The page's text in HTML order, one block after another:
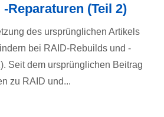
Reparaturen (Teil 2)
des ursprünglichen Artikels
bei RAID-Rebuilds und -
Seit dem ursprünglichen Beitrag
zu RAID und...